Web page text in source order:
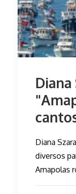
Diana
Diana
diversos
Amapolas